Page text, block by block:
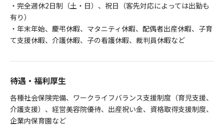
・完全週休2日制（土・日）、祝日（客先対応によっては出勤も
有り）
・年末年始、慶弔休暇、マタニティ休暇、配偶者出産休暇、子育
て支援休暇、介護休暇、子の看護休暇、裁判員休暇など
待遇・福利厚生
各種社会保険完備、ワークライフバランス支援制度（育児支援、
介護支援）、経営美容院優待、出産祝い金、資格取得支援制度、
企業内保育園など